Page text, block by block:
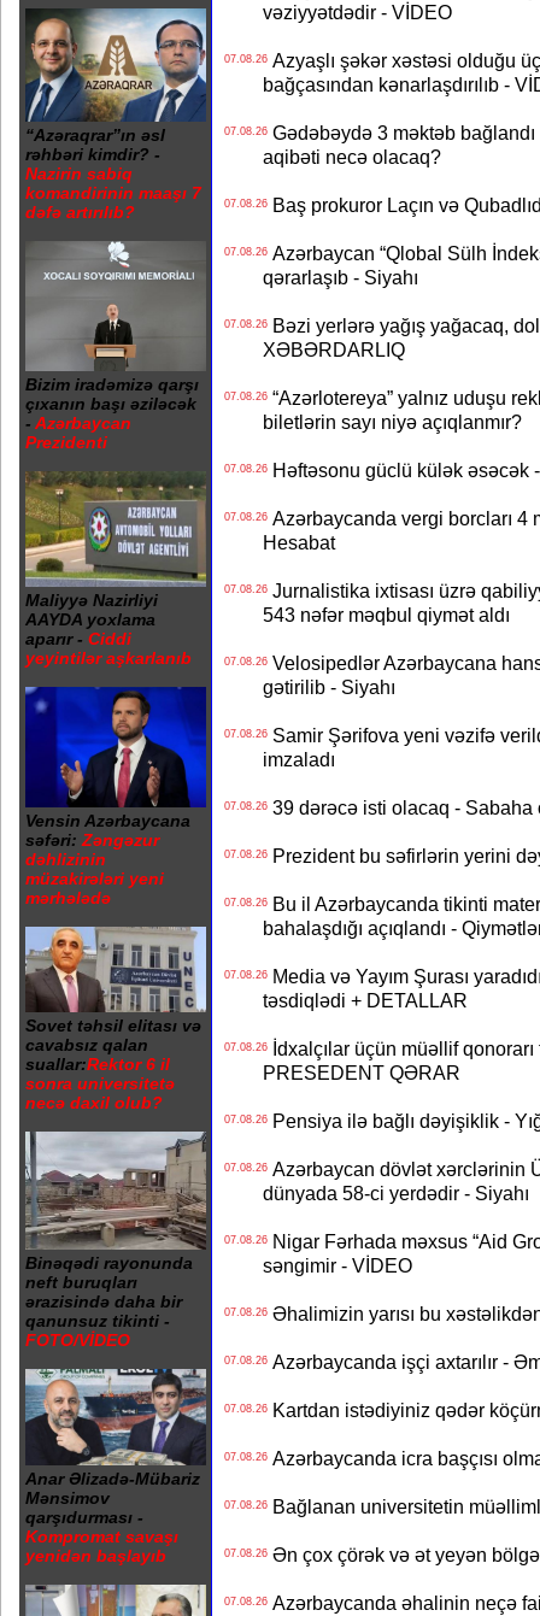
“Azəraqrar”ın əsl
rəhbəri kimdir? -
Nazirin sabiq
komandirinin maaşı 7
dəfə artırılıb?
Bizim iradəmizə qarşı
çıxanın başı əziləcək
- Azərbaycan
Prezidenti
Maliyyə Nazirliyi
AAYDA yoxlama
aparır - Ciddi
yeyintilər aşkarlanıb
Vensin Azərbaycana
səfəri: Zəngəzur
dəhlizinin
müzakirələri yeni
mərhələdə
Sovet təhsil elitası və
cavabsız qalan
suallar:Rektor 6 il
sonra universitetə
necə daxil olub?
Binəqədi rayonunda
neft buruqları
ərazisində daha bir
qanunsuz tikinti -
FOTO/VİDEO
Anar Əlizadə-Mübariz
Mənsimov
qarşıdurması -
Kompromat savaşı
yenidən başlayıb
vəziyyətdədir - VİDEO
07.08.26Azyaşlı şəkər xəstəsi olduğu
bağçasından kənarlaşdırılıb -
07.08.26Gədəbəydə 3 məktəb
aqibəti necə olacaq?
07.08.26Baş prokuror Laçın və
07.08.26Azərbaycan “Qlobal Sülh
qərarlaşıb - Siyahı
07.08.26Bəzi yerlərə yağış yağacaq,
XƏBƏRDARLIQ
07.08.26“Azərlotereya” yalnız uduşu
biletlərin sayı niyə açıqlanmır?
07.08.26Həftəsonu güclü külək əsəcək
07.08.26Azərbaycanda vergi borcları 4
Hesabat
07.08.26Jurnalistika ixtisası üzrə
543 nəfər məqbul qiymət aldı
07.08.26Velosipedlər Azərbaycana
gətirilib - Siyahı
07.08.26Samir Şərifova yeni vəzifə
imzaladı
07.08.2639 dərəcə isti olacaq - Sabaha
07.08.26Prezident bu səfirlərin yerini
07.08.26Bu il Azərbaycanda tikinti
bahalaşdığı açıqlandı -
07.08.26Media və Yayım Şurası
təsdiqlədi + DETALLAR
07.08.26İdxalçılar üçün müəllif
PRESEDENT QƏRAR
07.08.26Pensiya ilə bağlı dəyişiklik -
07.08.26Azərbaycan dövlət xərclərinin
dünyada 58-ci yerdədir - Siyahı
07.08.26Nigar Fərhada məxsus “Aid
səngimir - VİDEO
07.08.26Əhalimizin yarısı bu
07.08.26Azərbaycanda işçi axtarılır -
07.08.26Kartdan istədiyiniz qədər
07.08.26Azərbaycanda icra başçısı
07.08.26Bağlanan universitetin
07.08.26Ən çox çörək və ət yeyən
07.08.26Azərbaycanda əhalinin neçə